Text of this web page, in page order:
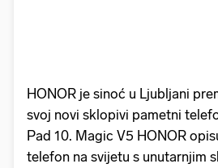
HONOR je sinoć u Ljubljani
svoj novi sklopivi pametni
Pad 10. Magic V5 HONOR
telefon na svijetu s unutarnjim